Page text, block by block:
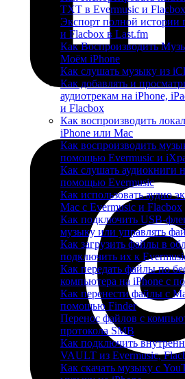
TXT в Evermusic и Flacbox
Экспорт полной истории
и Flacbox в Last.fm
Как Воспроизводить
Моём iPhone
Как слушать музыку из
Как добавлять и
аудиотрекам на iPhone,
и Flacbox
Как воспроизводить
iPhone или Mac
Как воспроизводить
помощью Evermusic и
Как слушать аудиокниги
помощью Evermusic
Как использовать аудио
Mac с Evermusic и Flacbox
Как подключить USB-
музыку или управлять
Как загрузить файлы в
подключить их к
Как передать файлы по
компьютера на iPhone с
Как перенести файлы с
помощью Finder
Перенос файлов с
протокола SMB
Как подключить
VAULT из Evermusic,
Как скачать музыку с